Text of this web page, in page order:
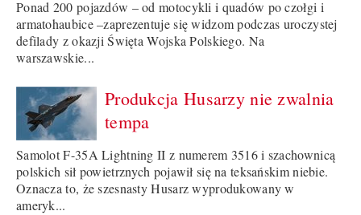
Ponad 200 pojazdów – od motocykli i quadów po czołgi i
armatohaubice –zaprezentuje się widzom podczas uroczystej
defilady z okazji Święta Wojska Polskiego. Na
warszawskie...
Produkcja Husarzy nie zwalnia
tempa
Samolot F-35A Lightning II z numerem 3516 i szachownicą
polskich sił powietrznych pojawił się na teksańskim niebie.
Oznacza to, że szesnasty Husarz wyprodukowany w
ameryk...